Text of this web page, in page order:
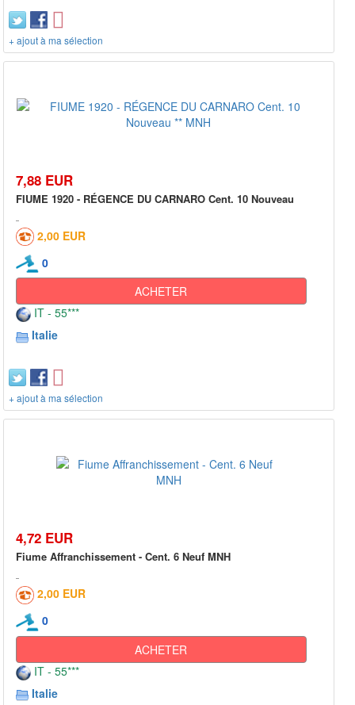
+ ajout à ma sélection
7,88 EUR
FIUME 1920 - RÉGENCE DU CARNARO Cent. 10 Nouveau
2,00 EUR
0
ACHETER
IT - 55***
Italie
+ ajout à ma sélection
4,72 EUR
Fiume Affranchissement - Cent. 6 Neuf MNH
2,00 EUR
0
ACHETER
IT - 55***
Italie